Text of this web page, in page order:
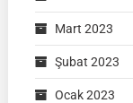
Mart 2023
Şubat 2023
Ocak 2023